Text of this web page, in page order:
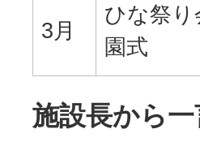
3月
ひな祭
園式
施設長から一